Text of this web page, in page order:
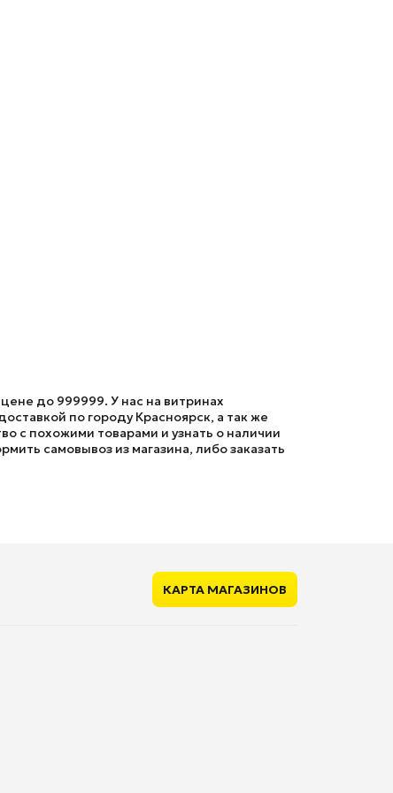
до 999999. У нас на витринах
по городу Красноярск, а так же
с похожими товарами и узнать о наличии
самовывоз из магазина, либо заказать
КАРТА МАГАЗИНОВ